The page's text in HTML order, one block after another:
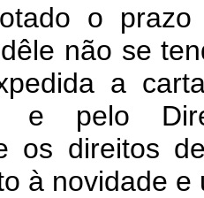
o
não se
a
e pelo
os direitos
à novidade